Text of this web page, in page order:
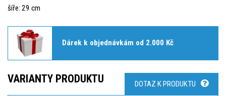
šíře: 29 cm
Dárek k objednávkám od 2.000 Kč
VARIANTY PRODUKTU DOTAZ K PRODUKTU